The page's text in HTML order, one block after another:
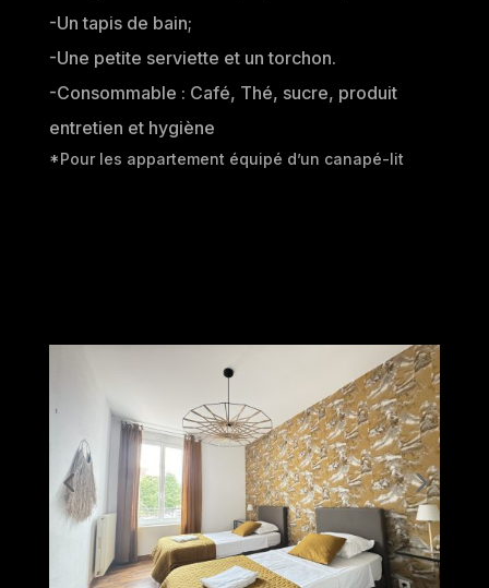
-Un tapis de bain;
-Une petite serviette et un torchon.
-Consommable : Café, Thé, sucre, produit
entretien et hygiène
*Pour les appartement équipé d’un canapé-lit